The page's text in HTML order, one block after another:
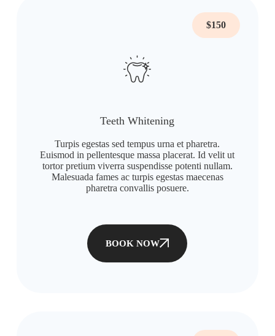
$150
Teeth Whitening
Turpis egestas sed tempus urna et pharetra.
Euismod in pellentesque massa placerat. Id velit ut
tortor pretium viverra suspendisse potenti nullam.
Malesuada fames ac turpis egestas maecenas
pharetra convallis posuere.
BOOK NOW